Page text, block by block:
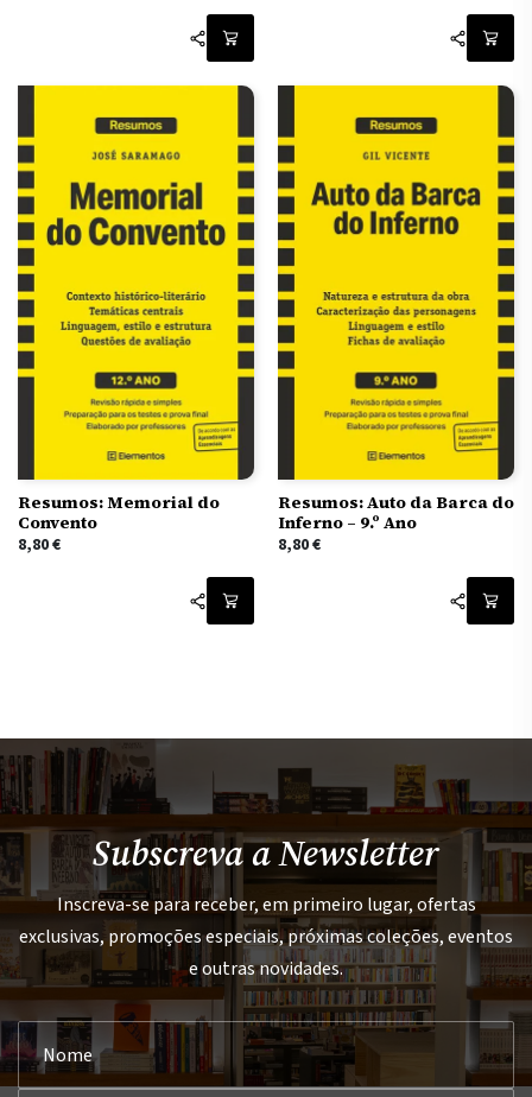
Resumos: Memorial do
Convento
8,80€
Resumos: Auto da Barca do
Inferno – 9.º Ano
8,80€
Subscreva a Newsletter
Inscreva-se para receber, em primeiro lugar, ofertas
exclusivas, promoções especiais, próximas coleções, eventos
e outras novidades.